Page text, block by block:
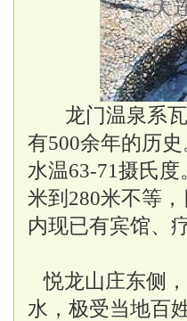
龙门温泉系
有500余年的历
水温63-71摄氏
米到280米不等
内现已有宾馆、
悦龙山庄东侧
水，极受当地百